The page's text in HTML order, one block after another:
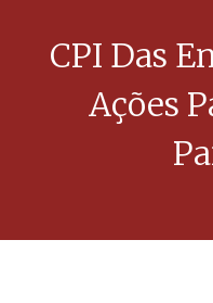
CPI Das
Ações